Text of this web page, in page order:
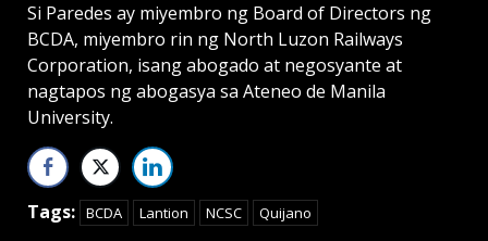
Si Paredes ay miyembro ng Board of Directors ng
BCDA, miyembro rin ng North Luzon Railways
Corporation, isang abogado at negosyante at
nagtapos ng abogasya sa Ateneo de Manila
University.
Tags: BCDA Lantion NCSC Quijano